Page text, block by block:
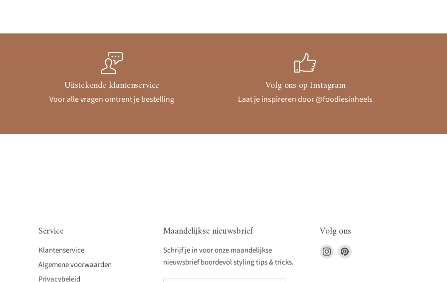
Uitstekende klantenservice
Voor alle vragen omtrent je bestelling
Volg ons op Instagram
Laat je inspireren door @foodiesinheels
Service
Klantenservice
Algemene voorwaarden
Privacybeleid
Maandelijkse nieuwsbrief
Schrijf je in voor onze maandelijkse
nieuwsbrief boordevol styling tips & tricks.
Volg ons
Vind
ons
Vind